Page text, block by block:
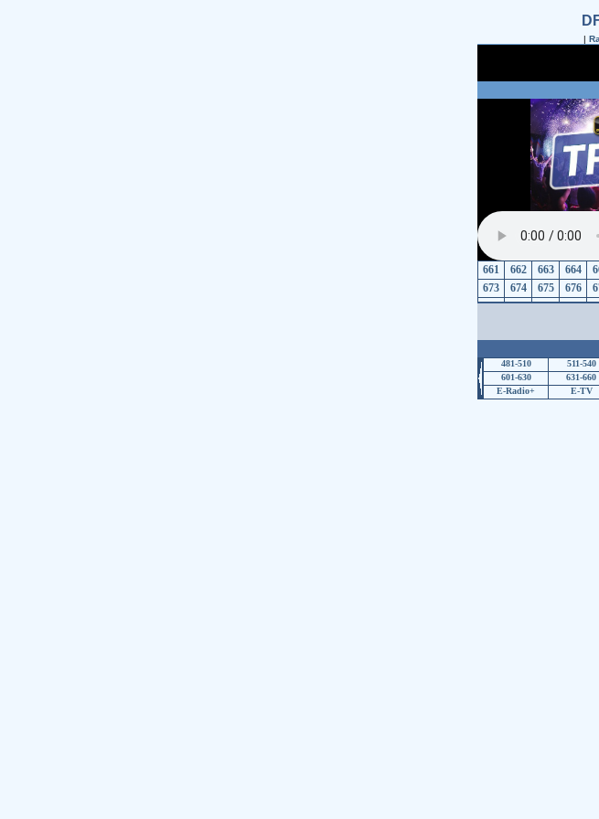
|
661 662 663 664
673
674 675 676
481-510 511-540
601-630
631-660
E-Radio+
E-TV